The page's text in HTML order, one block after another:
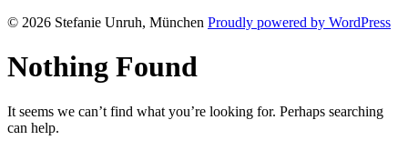
© 2026 Stefanie Unruh, München Proudly powered by WordPress
Nothing Found
It seems we can’t find what you’re looking for. Perhaps searching
can help.